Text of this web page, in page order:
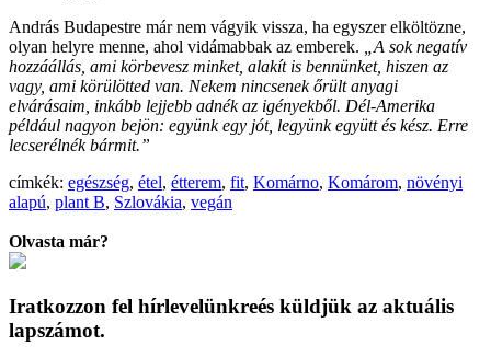
András Budapestre már nem vágyik vissza, ha egyszer elköltözne,
olyan helyre menne, ahol vidámabbak az emberek. „A sok negatív
hozzáállás, ami körbevesz minket, alakít is bennünket, hiszen az
vagy, ami körülötted van. Nekem nincsenek őrült anyagi
elvárásaim, inkább lejjebb adnék az igényekből. Dél-Amerika
például nagyon bejön: együnk egy jót, legyünk együtt és kész. Erre
lecserélnék bármit.”
címkék: egészség, étel, étterem, fit, Komárno, Komárom, növényi
alapú, plant B, Szlovákia, vegán
Olvasta már?
Iratkozzon fel hírlevelünkreés küldjük az aktuális
lapszámot.